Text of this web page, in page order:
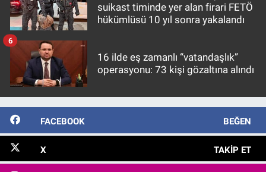
suikast timinde yer alan firari FETÖ
hükümlüsü 10 yıl sonra yakalandı
16 ilde eş zamanlı “vatandaşlık”
operasyonu: 73 kişi gözaltına alındı
6
FACEBOOK BEĞEN
X TAKIP ET
Nedir
Programlar
Sağlık
Spor
Teknoloji